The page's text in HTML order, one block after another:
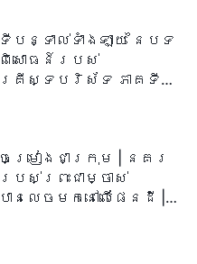
ទីបន្ទាល់ទាំងឡាយ នៃបទ
ពិសោធន៍របស់
គ្រីស្ទបរិស័ទ ភាគទី
ចម្រៀងជាក្រុម | នគរ
របស់ព្រះជាម្ចាស់
បានលេចមកនៅលើផែនដី |